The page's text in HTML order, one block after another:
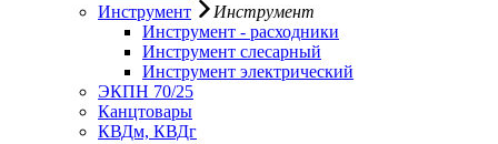
Инструмент
Инструмент
Инструмент - расходники
Инструмент слесарный
Инструмент электрический
ЭКПН 70/25
Канцтовары
КВДм, КВДг